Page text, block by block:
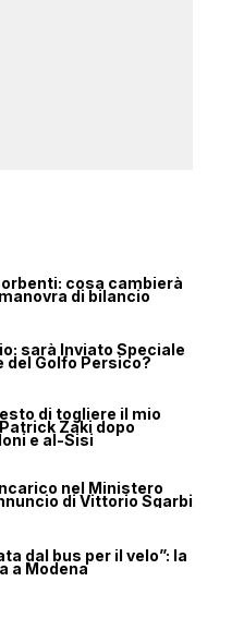
cosa cambierà
di bilancio
sarà Inviato Speciale
del Golfo Persico?
di togliere il mio
Zaki dopo
e al-Sisi
nel Ministero
di Vittorio Sgarbi
dal bus per il velo”: la
a Modena